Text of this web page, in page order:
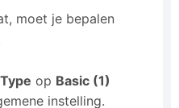
moet je bepalen
op Basic (1)
instelling.